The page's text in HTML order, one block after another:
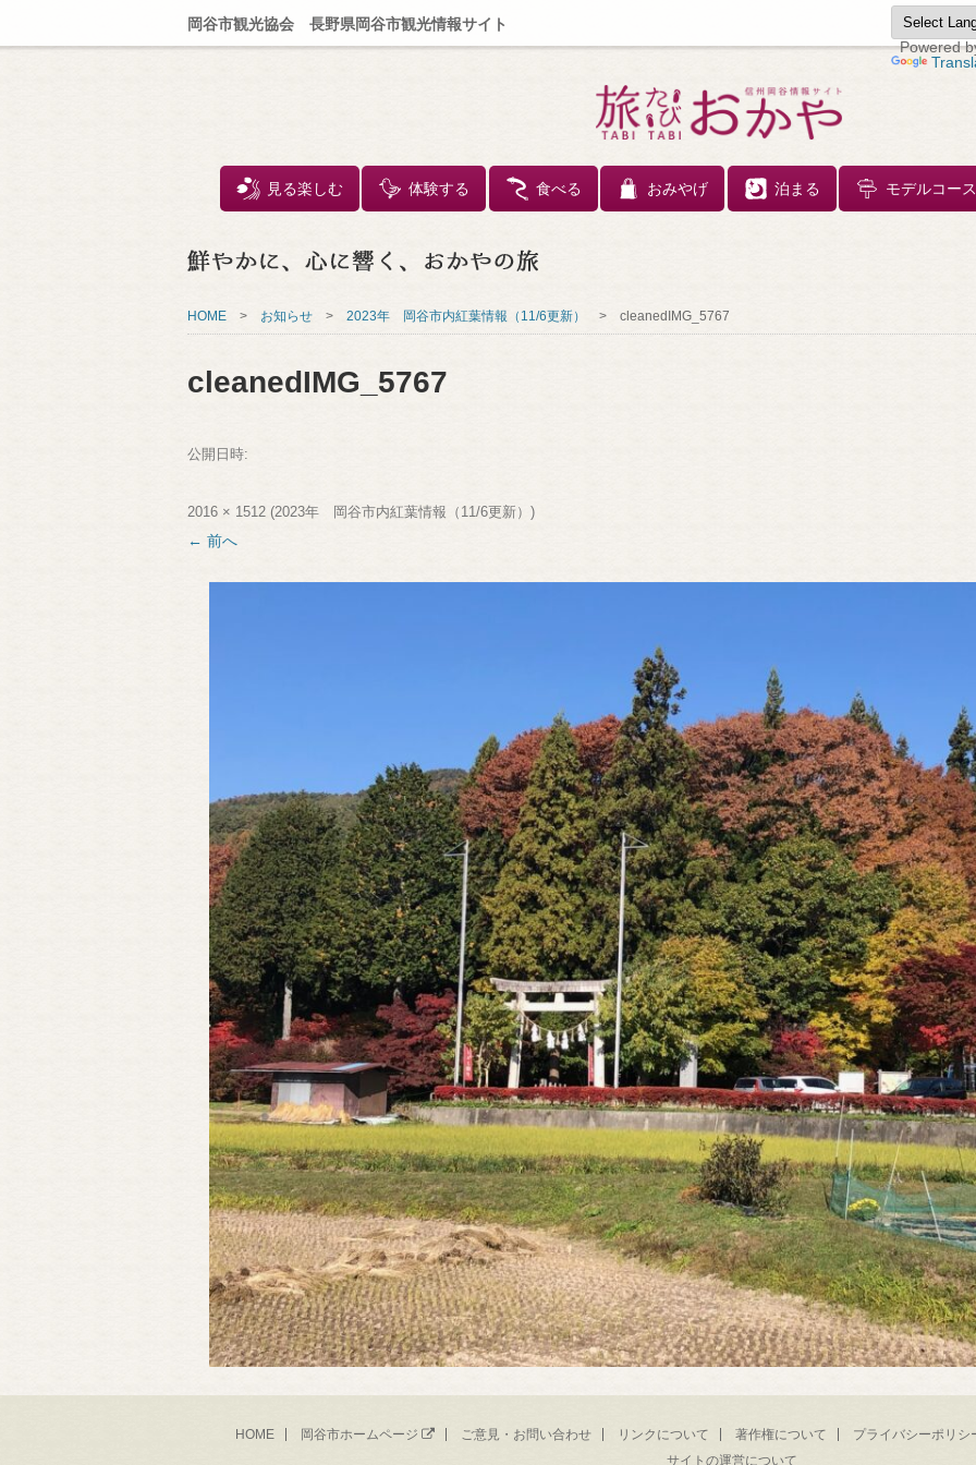
コンテンツへスキップ
見る楽しむ
体験する 食べる おみやげ 泊まる モデルコース
岡谷市観光協会 長野県岡谷市観光情報サイト
Powered
HOME > お知らせ > 2023年 岡谷市内紅葉情報（11/6更新） > cleanedIMG_5767
cleanedIMG_5767
公開日時:
2016 × 1512 (2023年 岡谷市内紅葉情報（11/6更新） )
← 前へ
HOME 岡谷市ホームページ ご意見・お問い合わせ リンクについて 著作権について
プライバシーポリ
サイトの運営について